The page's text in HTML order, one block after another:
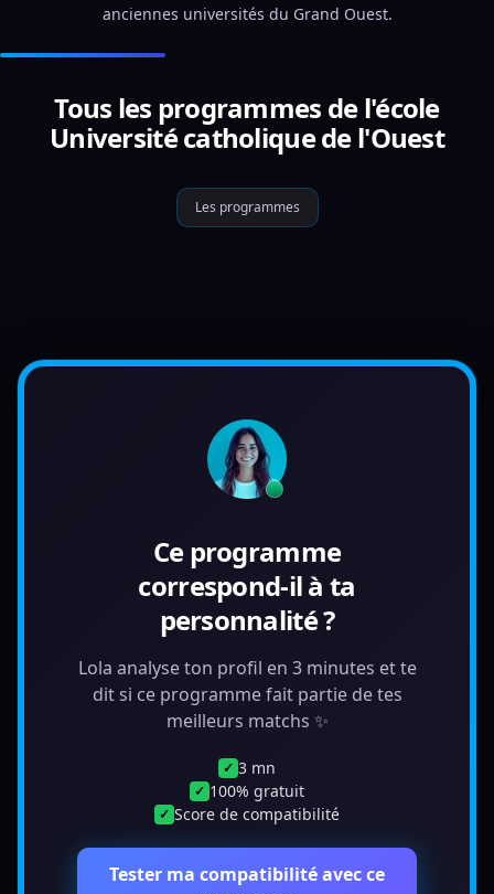
anciennes universités du Grand Ouest.
Tous les programmes de l'école
Université catholique de l'Ouest
Les programmes
Ce programme
correspond-il à ta
personnalité ?
Lola analyse ton profil en 3 minutes et te
dit si ce programme fait partie de tes
meilleurs matchs ✨
✓ 3 mn
✓ 100% gratuit
✓ Score de compatibilité
Tester ma compatibilité avec ce